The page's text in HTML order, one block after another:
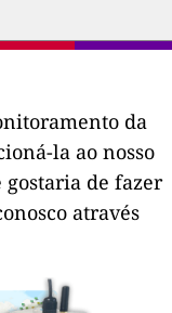
da
la ao nosso
gostaria de fazer
através